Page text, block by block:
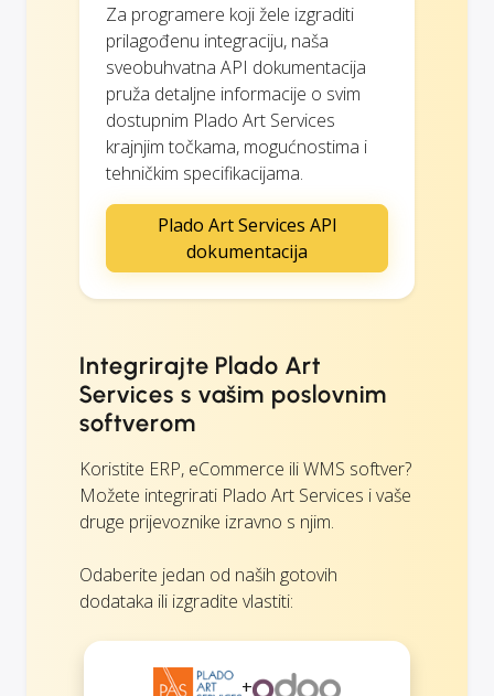
Za programere koji žele izgraditi
prilagođenu integraciju, naša
sveobuhvatna API dokumentacija
pruža detaljne informacije o svim
dostupnim Plado Art Services
krajnjim točkama, mogućnostima i
tehničkim specifikacijama.
Plado Art Services API
dokumentacija
Integrirajte Plado Art
Services s vašim poslovnim
softverom
Koristite ERP, eCommerce ili WMS softver?
Možete integrirati Plado Art Services i vaše
druge prijevoznike izravno s njim.
Odaberite jedan od naših gotovih
dodataka ili izgradite vlastiti:
+